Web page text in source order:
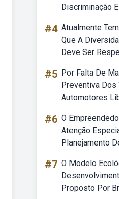
Discriminação
#4 Atualmente
Que A
Deve Ser
#5 Por Falta De
Preventiva Dos
Automotores
#6 O
Atenção
Planejamento
#7 O Modelo
Proposto Por